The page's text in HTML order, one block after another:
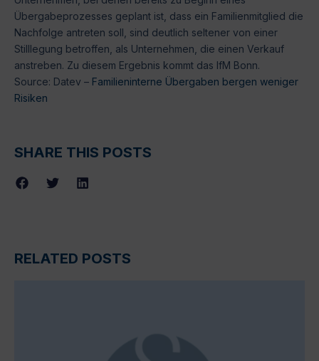
Übergabeprozesses geplant ist, dass ein Familienmitglied die
Nachfolge antreten soll, sind deutlich seltener von einer
Stilllegung betroffen, als Unternehmen, die einen Verkauf
anstreben. Zu diesem Ergebnis kommt das IfM Bonn.
Source: Datev – Familieninterne Übergaben bergen weniger
Risiken
SHARE THIS POSTS
RELATED POSTS